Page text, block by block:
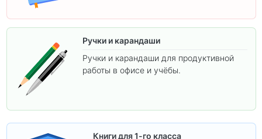
Ручки и карандаши
Ручки и карандаши для продуктивной
работы в офисе и учёбы.
Книги для 1-го класса